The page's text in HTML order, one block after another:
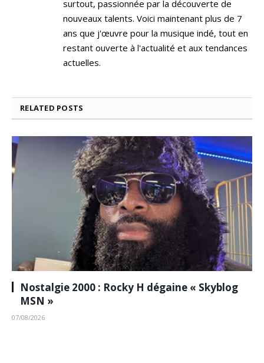
surtout, passionnée par la découverte de
nouveaux talents. Voici maintenant plus de 7
ans que j'œuvre pour la musique indé, tout en
restant ouverte à l'actualité et aux tendances
actuelles.
RELATED POSTS
Nostalgie 2000 : Rocky H dégaine « Skyblog
MSN »
07/08/2026